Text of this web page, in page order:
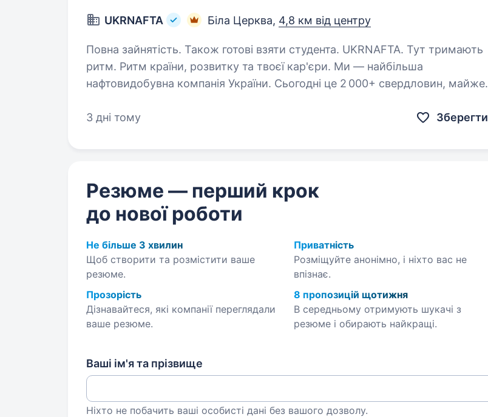
UKRNAFTA Біла Церква, 4,8 км від центру
Повна зайнятість. Також готові взяти студента. UKRNAFTA. Тут тримають
ритм. Ритм країни, розвитку та твоєї кар'єри. Ми — найбільша
нафтовидобувна компанія України. Сьогодні це 2 000+ свердловин, майже
3 дні тому
Зберегти
Резюме — перший крок
до нової роботи
Не більше 3 хвилин
Щоб створити та розмістити ваше
резюме.
Приватність
Розміщуйте анонімно, і ніхто вас не
впізнає.
Прозорість
Дізнавайтеся, які компанії переглядали
ваше резюме.
8 пропозицій щотижня
В середньому отримують шукачі з
резюме і обирають найкращі.
Ваші ім'я та прізвище
Ніхто не побачить ваші особисті дані без вашого дозволу.